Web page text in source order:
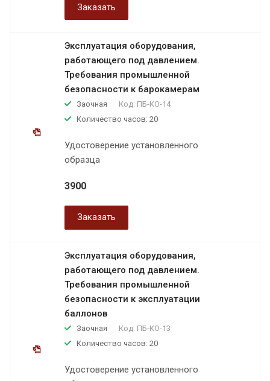
Заказать
Эксплуатация оборудования,
работающего под давлением.
Требования промышленной
безопасности к барокамерам
Заочная Код: ПБ-КО-14
Количество часов: 20
Удостоверение установленного
образца
3900
Заказать
Эксплуатация оборудования,
работающего под давлением.
Требования промышленной
безопасности к эксплуатации
баллонов
Заочная Код: ПБ-КО-13
Количество часов: 20
Удостоверение установленного